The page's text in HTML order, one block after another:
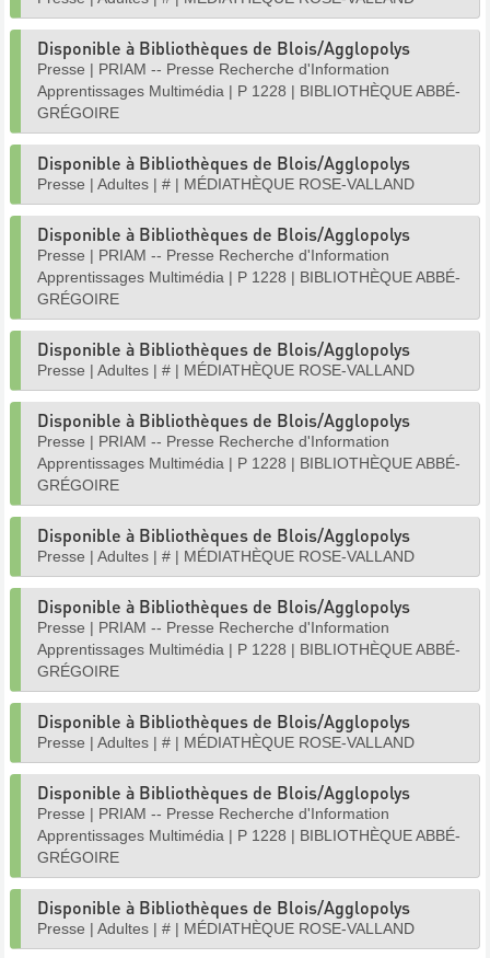
Disponible à Bibliothèques de Blois/Agglopolys
Presse | PRIAM -- Presse Recherche d'Information
Apprentissages Multimédia | P 1228 | BIBLIOTHÈQUE ABBÉ-
GRÉGOIRE
Disponible à Bibliothèques de Blois/Agglopolys
Presse | Adultes | # | MÉDIATHÈQUE ROSE-VALLAND
Disponible à Bibliothèques de Blois/Agglopolys
Presse | PRIAM -- Presse Recherche d'Information
Apprentissages Multimédia | P 1228 | BIBLIOTHÈQUE ABBÉ-
GRÉGOIRE
Disponible à Bibliothèques de Blois/Agglopolys
Presse | Adultes | # | MÉDIATHÈQUE ROSE-VALLAND
Disponible à Bibliothèques de Blois/Agglopolys
Presse | PRIAM -- Presse Recherche d'Information
Apprentissages Multimédia | P 1228 | BIBLIOTHÈQUE ABBÉ-
GRÉGOIRE
Disponible à Bibliothèques de Blois/Agglopolys
Presse | Adultes | # | MÉDIATHÈQUE ROSE-VALLAND
Disponible à Bibliothèques de Blois/Agglopolys
Presse | PRIAM -- Presse Recherche d'Information
Apprentissages Multimédia | P 1228 | BIBLIOTHÈQUE ABBÉ-
GRÉGOIRE
Disponible à Bibliothèques de Blois/Agglopolys
Presse | Adultes | # | MÉDIATHÈQUE ROSE-VALLAND
Disponible à Bibliothèques de Blois/Agglopolys
Presse | PRIAM -- Presse Recherche d'Information
Apprentissages Multimédia | P 1228 | BIBLIOTHÈQUE ABBÉ-
GRÉGOIRE
Disponible à Bibliothèques de Blois/Agglopolys
Presse | Adultes | # | MÉDIATHÈQUE ROSE-VALLAND